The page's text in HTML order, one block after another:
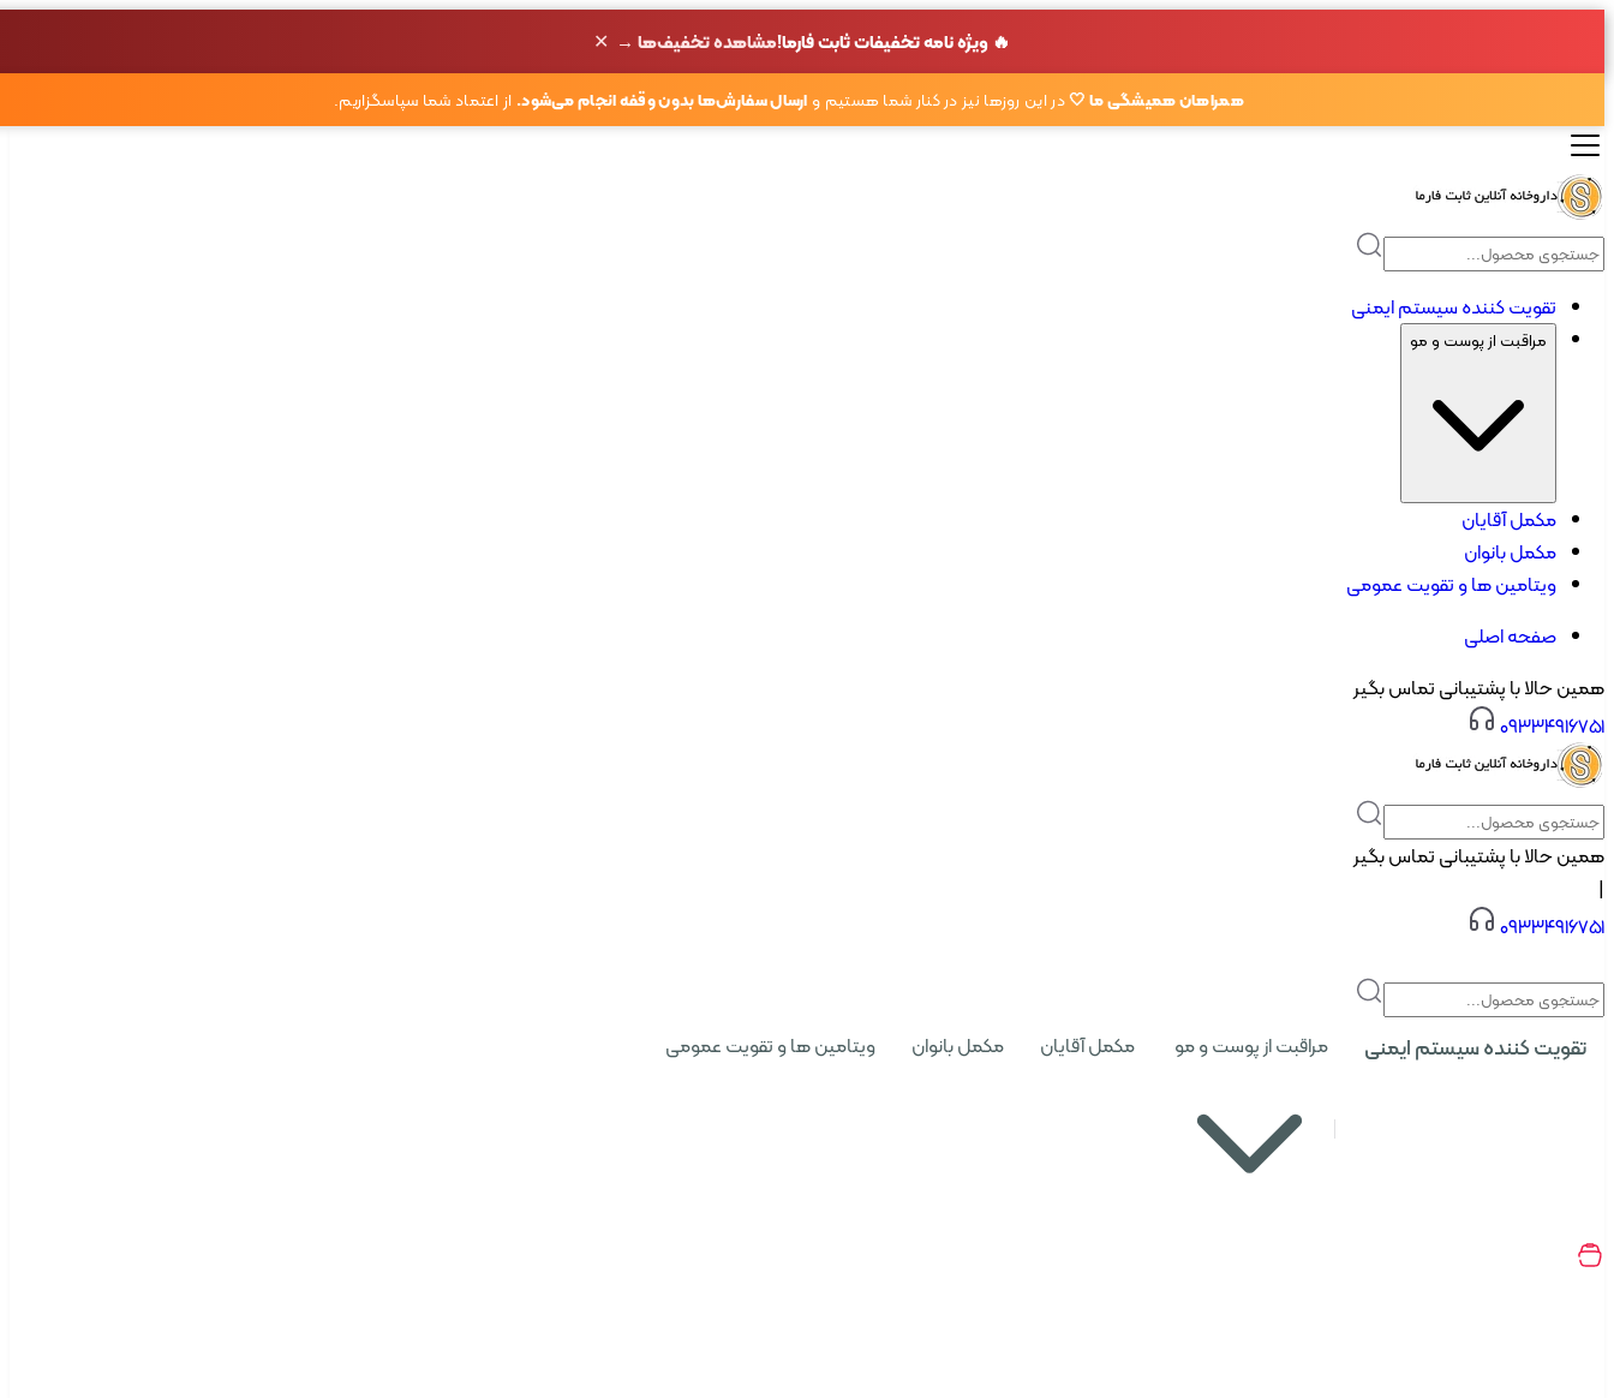
🔥 ویژه نامه تخفیفات ثابت فارما!مشاهده تخفیف‌ها → ✕
همراهان همیشگی ما 🤍در این روزها نیز در کنار شما هستیم و ارسال سفارش‌ها بدون وقفه انجام می‌شود. از اعتماد شما سپاسگزاریم.
تقویت کننده سیستم ایمنی
مراقبت از پوست و مو
مکمل آقایان
مکمل بانوان
ویتامین ها و تقویت عمومی
صفحه اصلی
همین حالا با پشتیبانی تماس بگیر
۰۹۳۳۴۹۱۶۷۵۱
همین حالا با پشتیبانی تماس بگیر
|
۰۹۳۳۴۹۱۶۷۵۱
تقویت کننده سیستم ایمنی مراقبت از پوست و مو مکمل آقایان مکمل بانوان ویتامین ها و تقویت عمومی